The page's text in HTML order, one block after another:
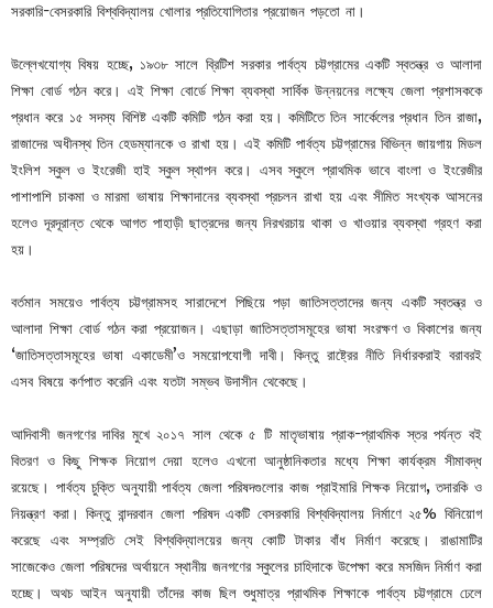
সরকারি-বেসরকারি বিশ্ববিদ্যালয় খোলার প্রতিযোগিতার প্রয়োজন পড়তো না।
উল্লেখযোগ্য বিষয় হচ্ছে, ১৯৩৮ সালে ব্রিটিশ সরকার পার্বত্য চট্টগ্রামের একটি স্বতন্ত্র ও আলাদা
শিক্ষা বোর্ড গঠন করে। এই শিক্ষা বোর্ডে শিক্ষা ব্যবস্থা সার্বিক উন্নয়নের লক্ষ্যে জেলা প্রশাসককে
প্রধান করে ১৫ সদস্য বিশিষ্ট একটি কমিটি গঠন করা হয়। কমিটিতে তিন সার্কেলের প্রধান তিন রাজা,
রাজাদের অধীনস্থ তিন হেডম্যানকে ও রাখা হয়। এই কমিটি পার্বত্য চট্টগ্রামের বিভিন্ন জায়গায় মিডল
ইংলিশ স্কুল ও ইংরেজী হাই স্কুল স্থাপন করে। এসব স্কুলে প্রাথমিক ভাবে বাংলা ও ইংরেজীর
পাশাপাশি চাকমা ও মারমা ভাষায় শিক্ষাদানের ব্যবস্থা প্রচলন রাখা হয় এবং সীমিত সংখ্যক আসনের
হলেও দূরদূরান্ত থেকে আগত পাহাড়ী ছাত্রদের জন্য নিরখরচায় থাকা ও খাওয়ার ব্যবস্থা গ্রহণ করা
হয়।
বর্তমান সময়েও পার্বত্য চট্টগ্রামসহ সারাদেশে পিছিয়ে পড়া জাতিসত্তাদের জন্য একটি স্বতন্ত্র ও
আলাদা শিক্ষা বোর্ড গঠন করা প্রয়োজন। এছাড়া জাতিসত্তাসমূহের ভাষা সংরক্ষণ ও বিকাশের জন্য
‘জাতিসত্তাসমূহের ভাষা একাডেমী’ও সময়োপযোগী দাবী। কিন্তু রাষ্ট্রের নীতি নির্ধারকরাই বরাবরই
এসব বিষয়ে কর্ণপাত করেনি এবং যতটা সম্ভব উদাসীন থেকেছে।
আদিবাসী জনগণের দাবির মুখে ২০১৭ সাল থেকে ৫ টি মাতৃভাষায় প্রাক-প্রাথমিক স্তর পর্যন্ত বই
বিতরণ ও কিছু শিক্ষক নিয়োগ দেয়া হলেও এখনো আনুষ্ঠানিকতার মধ্যে শিক্ষা কার্যক্রম সীমাবদ্ধ
রয়েছে। পার্বত্য চুক্তি অনুযায়ী পার্বত্য জেলা পরিষদগুলোর কাজ প্রাইমারি শিক্ষক নিয়োগ, তদারকি ও
নিয়ন্ত্রণ করা। কিন্তু বান্দরবান জেলা পরিষদ একটি বেসরকারি বিশ্ববিদ্যালয় নির্মাণে ২৫% বিনিয়োগ
করেছে এবং সম্প্রতি সেই বিশ্ববিদ্যালয়ের জন্য কোটি টাকার বাঁধ নির্মাণ করেছে। রাঙামাটির
সাজেকেও জেলা পরিষদের অর্থায়নে স্থানীয় জনগণের স্কুলের চাহিদাকে উপেক্ষা করে মসজিদ নির্মাণ করা
হচ্ছে। অথচ আইন অনুযায়ী তাঁদের কাজ ছিল শুধুমাত্র প্রাথমিক শিক্ষাকে পার্বত্য চট্টগ্রামে ঢেলে